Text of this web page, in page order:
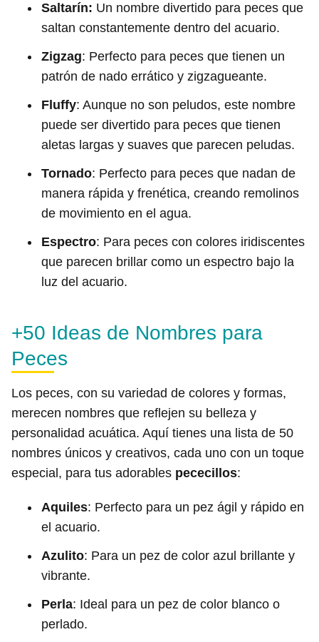
Saltarín: Un nombre divertido para peces que
saltan constantemente dentro del acuario.
Zigzag: Perfecto para peces que tienen un
patrón de nado errático y zigzagueante.
Fluffy: Aunque no son peludos, este nombre
puede ser divertido para peces que tienen
aletas largas y suaves que parecen peludas.
Tornado: Perfecto para peces que nadan de
manera rápida y frenética, creando remolinos
de movimiento en el agua.
Espectro: Para peces con colores iridiscentes
que parecen brillar como un espectro bajo la
luz del acuario.
+50 Ideas de Nombres para
Peces
Los peces, con su variedad de colores y formas,
merecen nombres que reflejen su belleza y
personalidad acuática. Aquí tienes una lista de 50
nombres únicos y creativos, cada uno con un toque
especial, para tus adorables pececillos:
Aquiles: Perfecto para un pez ágil y rápido en
el acuario.
Azulito: Para un pez de color azul brillante y
vibrante.
Perla: Ideal para un pez de color blanco o
perlado.